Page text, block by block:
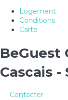
Logement
Conditions
Carte
BeGuest
Cascais -
Contacter